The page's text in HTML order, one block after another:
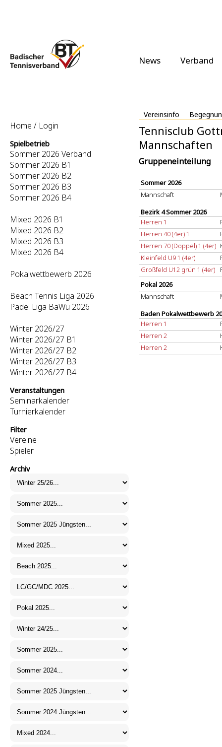
News Verband
Vereinsinfo
Home / Login
Spielbetrieb
Sommer 2026 Verband
Sommer 2026 B1
Sommer 2026 B2
Sommer 2026 B3
Sommer 2026 B4
Mixed 2026 B1
Mixed 2026 B2
Mixed 2026 B3
Mixed 2026 B4
Pokalwettbewerb 2026
Beach Tennis Liga 2026
Padel Liga BaWü 2026
Winter 2026/27
Winter 2026/27 B1
Winter 2026/27 B2
Winter 2026/27 B3
Winter 2026/27 B4
Veranstaltungen
Seminarkalender
Turnierkalender
Filter
Vereine
Spieler
Archiv
Tennisclub
Mannschaften
Gruppeneinteilung
Sommer 2026
Mannschaft
Bezirk 4 Sommer 2026
Herren 1
Herren 40 (4er) 1
Herren 70 (Doppel) 1 (4er)
Kleinfeld U9 1 (4er)
Großfeld U12 grün 1 (4er)
Pokal 2026
Mannschaft
Baden Pokalwettbewerb
Herren 1
Herren 2
Herren 2